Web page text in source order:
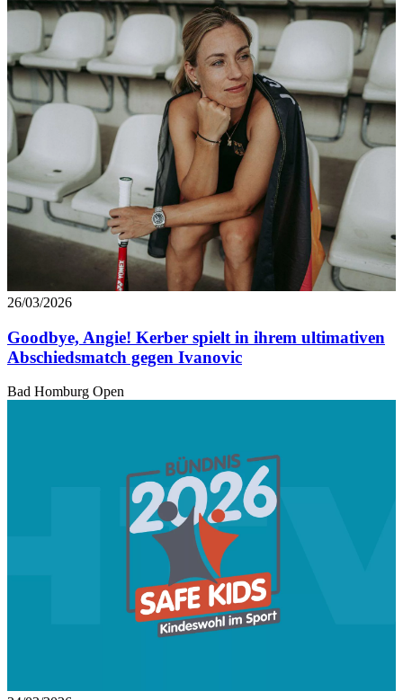
26/03/2026
Goodbye, Angie! Kerber spielt in ihrem ultimativen
Abschiedsmatch gegen Ivanovic
Bad Homburg Open